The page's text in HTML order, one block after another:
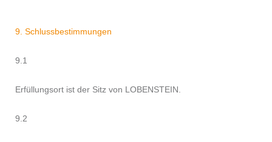
9. Schlussbestimmungen
9.1
Erfüllungsort ist der Sitz von LOBENSTEIN.
9.2